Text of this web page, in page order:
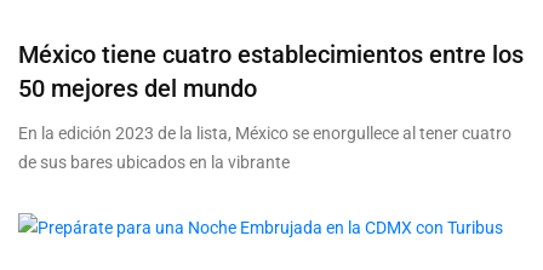
México tiene cuatro establecimientos entre los
50 mejores del mundo
En la edición 2023 de la lista, México se enorgullece al tener cuatro
de sus bares ubicados en la vibrante